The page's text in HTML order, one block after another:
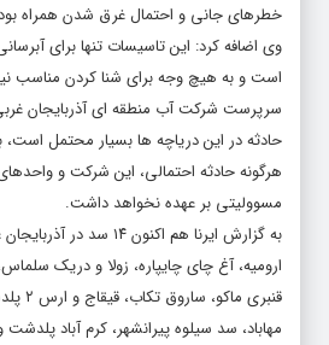
خطرهای جانی و احتمال غرق شدن همراه
وی اضافه کرد: این تاسیسات تنها برای
است و به هیچ وجه برای شنا کردن مناسب
سرپرست شرکت آب منطقه ای آذربایجان غربی
حادثه در این دریاچه ها بسیار محتمل است،
هرگونه حادثه احتمالی، این شرکت و
مسوولیتی بر عهده نخواهد داشت.
به گزارش ایرنا هم اکنون
ارومیه، آغ چای چایپاره، زولا و دریک
قنبری
مهاباد، سد سیلوه پیرانشهر، کرم آباد